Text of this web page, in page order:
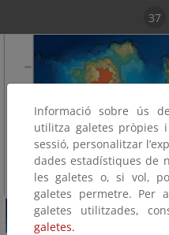
37
Informació sobre ús
utilitza galetes pròpies
sessió, personalitzar
dades estadístiques de
les galetes o, si vol,
galetes permetre. Per
galetes utilitzades,
galetes.